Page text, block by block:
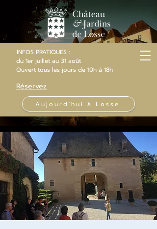
INFOS PRATIQUES :
du 1er juillet au 31 août
Ouvert tous les jours de 10h à 18h
Réservez
Aujourd'hui à Losse